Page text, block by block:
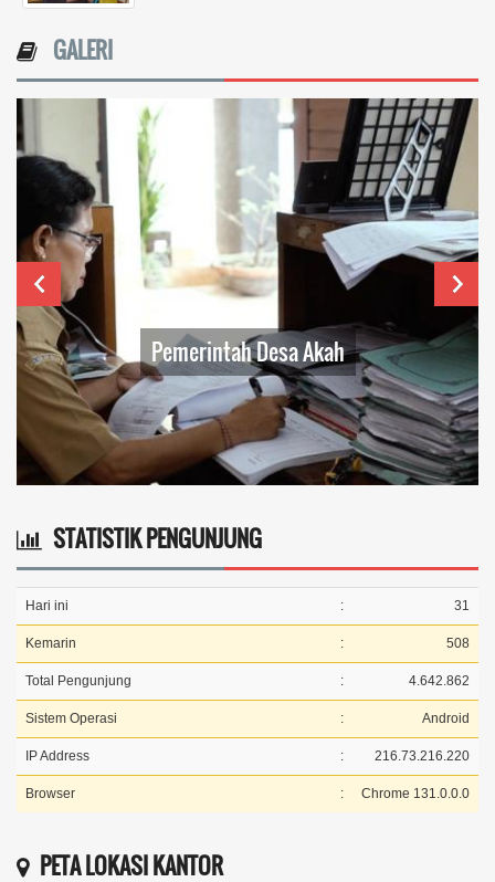
GALERI
Pemerintah Desa Akah
STATISTIK PENGUNJUNG
Hari ini : 31
Kemarin : 508
Total Pengunjung : 4.642.862
Sistem Operasi : Android
IP Address : 216.73.216.220
Browser : Chrome 131.0.0.0
PETA LOKASI KANTOR